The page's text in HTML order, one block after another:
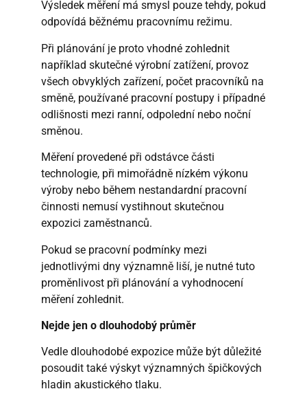
Výsledek měření má smysl pouze tehdy, pokud
odpovídá běžnému pracovnímu režimu.
Při plánování je proto vhodné zohlednit
například skutečné výrobní zatížení, provoz
všech obvyklých zařízení, počet pracovníků na
směně, používané pracovní postupy i případné
odlišnosti mezi ranní, odpolední nebo noční
směnou.
Měření provedené při odstávce části
technologie, při mimořádně nízkém výkonu
výroby nebo během nestandardní pracovní
činnosti nemusí vystihnout skutečnou
expozici zaměstnanců.
Pokud se pracovní podmínky mezi
jednotlivými dny významně liší, je nutné tuto
proměnlivost při plánování a vyhodnocení
měření zohlednit.
Nejde jen o dlouhodobý průměr
Vedle dlouhodobé expozice může být důležité
posoudit také výskyt významných špičkových
hladin akustického tlaku.